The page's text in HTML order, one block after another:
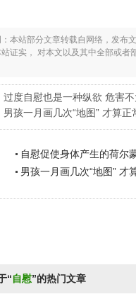
本站部分文章转载自网络，发布
证实， 对本文以及其中全部或者
过度自慰也是一种纵欲 危害
男孩一月画几次“地图” 才算正
自慰促使身体产生的荷
男孩一月画几次“地图” 才
“自慰”的热门文章